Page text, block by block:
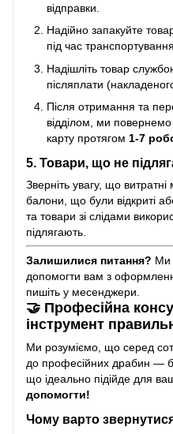
відправки.
Надійно запакуйте
під час
Надішліть товар
післяплати
Після отримання та
відділом, ми
карту протягом 1-7
5. Товари, що не
Зверніть увагу, що
балони, що були відкриті
та товари зі слідами
підлягають.
Залишилися питання? Ми
допомогти вам з
пишіть у месенджери.
🤝 Професійна
інструмент
Ми розуміємо, що серед
до професійних драбин —
що ідеально підійде для
допомогти!
Чому варто